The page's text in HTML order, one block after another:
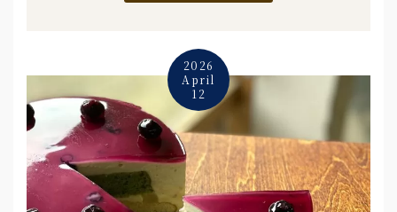
2026
April
12